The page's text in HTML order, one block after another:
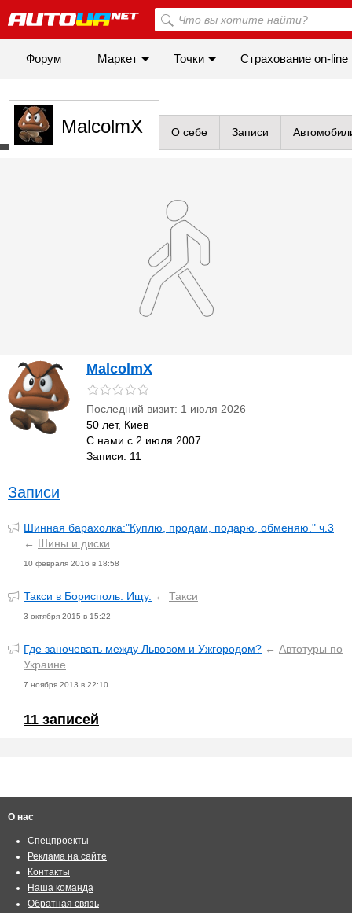
Форум Маркет Точки Cтрахование on-line
MalcolmX О себе Записи
MalcolmX
Последний визит: 1 июля 2026
50 лет, Киев
С нами с 2 июля 2007
Записи: 11
Записи
Шинная барахолка:"Куплю, продам, подарю, обменяю." ч.3
← Шины и диски
10 февраля 2016 в 18:58
Такси в Борисполь. Ищу. ← Такси
3 октября 2015 в 15:22
Где заночевать между Львовом и Ужгородом? ← Автотуры по
Украине
7 ноября 2013 в 22:10
11 записей
О нас
Спецпроекты
Реклама на сайте
Контакты
Наша команда
Обратная связь